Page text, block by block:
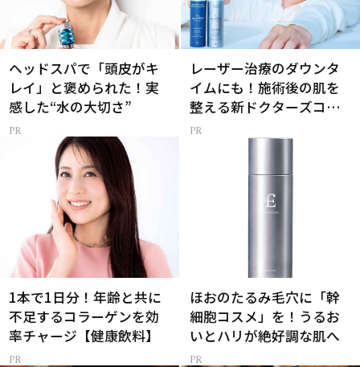
ヘッドスパで「頭皮がキ
レイ」と褒められた！実
感した“水の大切さ”
レーザー治療のダウンタ
イムにも！施術後の肌を
整える新ドクターズコス
メ
1本で1日分！年齢と共に
不足するコラーゲンを効
率チャージ【健康飲料】
ほおのたるみ毛穴に「幹
細胞コスメ」を！うるお
いとハリが絶好調な肌へ